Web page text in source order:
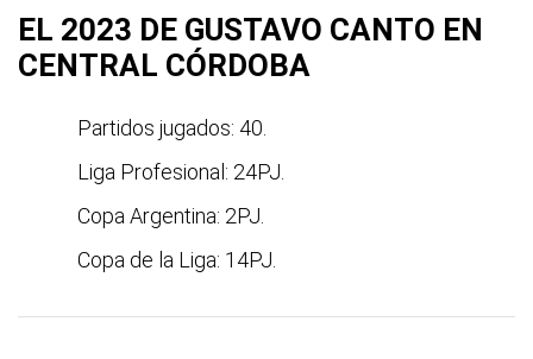
EL 2023 DE GUSTAVO CANTO EN
CENTRAL CÓRDOBA
Partidos jugados: 40.
Liga Profesional: 24PJ.
Copa Argentina: 2PJ.
Copa de la Liga: 14PJ.